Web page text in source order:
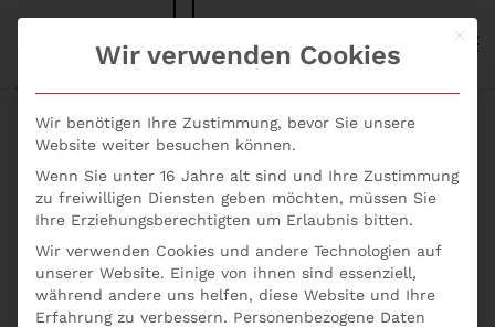
Skip to main content
S+P NEWS
ZAIT: Welche
Regelungen sind zu
beachten?
Mit
Wir verwenden Cookies
Wir benötigen Ihre Zustimmung, bevor Sie unsere
Website weiter besuchen können.
Wenn Sie unter 16 Jahre alt sind und Ihre Zustimmung
zu freiwilligen Diensten geben möchten, müssen Sie
Ihre Erziehungsberechtigten um Erlaubnis bitten.
Wir verwenden Cookies und andere Technologien auf
unserer Website. Einige von ihnen sind essenziell,
während andere uns helfen, diese Website und Ihre
Erfahrung zu verbessern. Personenbezogene Daten